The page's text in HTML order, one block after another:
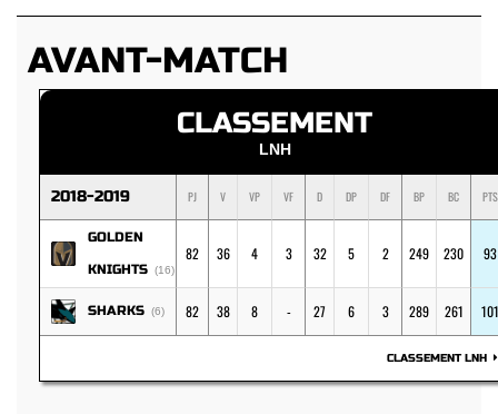
AVANT-MATCH
CLASSEMENT
LNH
2018-2019 PJ V VP VF D DP DF BP BC PTS
GOLDEN
KNIGHTS (16)
82 36 4 3 32 5 2 249 230 93
SHARKS (6) 82 38 8 - 27 6 3 289 261 101
CLASSEMENT LNH